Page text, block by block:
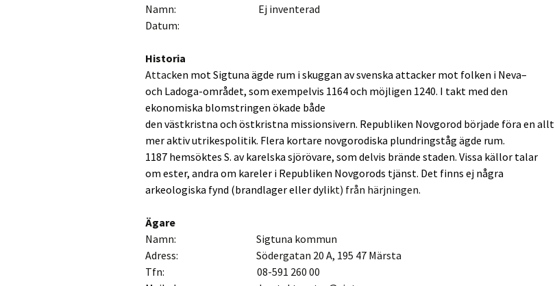
Namn: Ej inventerad
Datum:
Historia
Attacken mot Sigtuna ägde rum i skuggan av svenska attacker mot folken i Neva–
och Ladoga-området, som exempelvis 1164och möjligen 1240. I takt med den
ekonomiska blomstringen ökade både
den västkristna och östkristna missionsivern. Republiken Novgorod började föra en allt
mer aktiv utrikespolitik. Flera kortare novgorodiska plundringståg ägde rum.
1187 hemsöktes S. av karelska sjörövare, som delvis brände staden. Vissa källor talar
om ester, andra om kareler i Republiken Novgorods tjänst. Det finns ej några
arkeologiska fynd (brandlager eller dylikt) från härjningen.
Ägare
Namn: Sigtuna kommun
Adress: Södergatan 20 A, 195 47 Märsta
Tfn: 08-591 260 00